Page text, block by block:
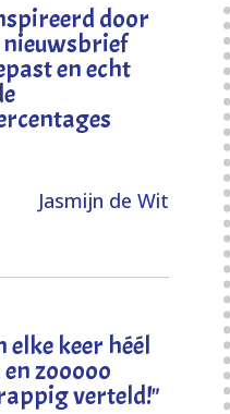
door
en echt
Jasmijn de Wit
elke keer héél
zooooo
verteld!"